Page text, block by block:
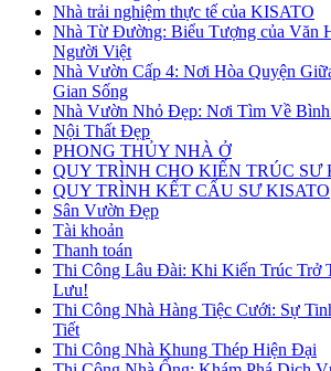
Nhà trải nghiệm thực tế của KISATO
Nhà Từ Đường: Biểu Tượng của Văn
Người Việt
Nhà Vườn Cấp 4: Nơi Hòa Quyện
Gian Sống
Nhà Vườn Nhỏ Đẹp: Nơi Tìm Về Bình
Nội Thất Đẹp
PHONG THỦY NHÀ Ở
QUY TRÌNH CHO KIẾN TRÚC SƯ
QUY TRÌNH KẾT CẤU SƯ KISATO
Sân Vườn Đẹp
Tài khoản
Thanh toán
Thi Công Lâu Đài: Khi Kiến Trúc Trở
Lưu!
Thi Công Nhà Hàng Tiệc Cưới: Sự
Tiết
Thi Công Nhà Khung Thép Hiện Đại